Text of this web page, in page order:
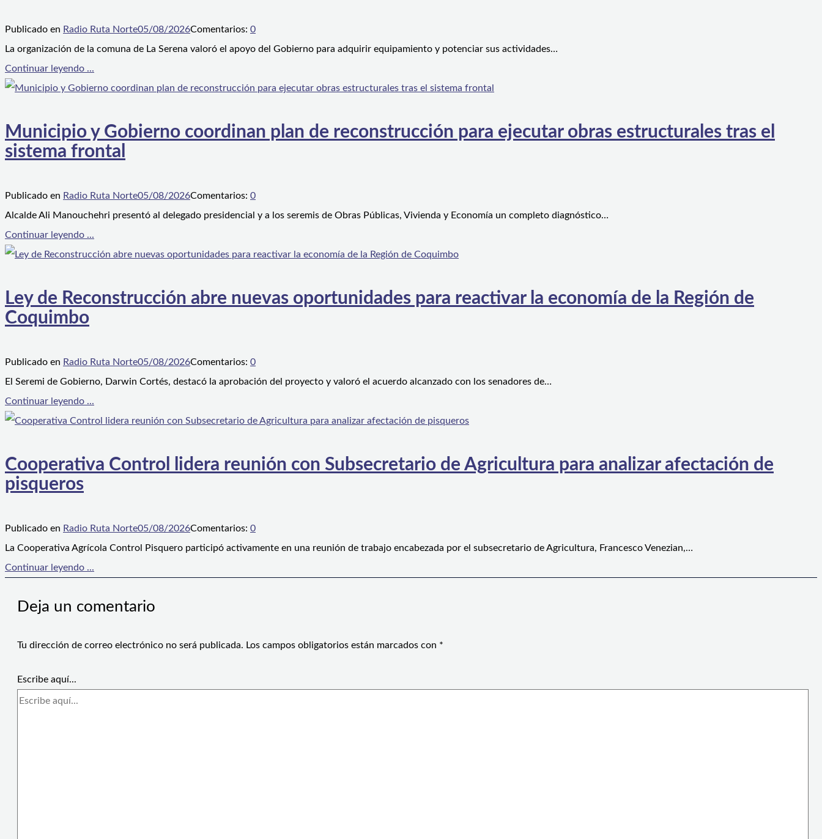
Publicado en Radio Ruta Norte05/08/2026Comentarios: 0
La organización de la comuna de La Serena valoró el apoyo del Gobierno para adquirir equipamiento y potenciar sus actividades…
Continuar leyendo ...
Municipio y Gobierno coordinan plan de reconstrucción para ejecutar obras estructurales tras el
sistema frontal
Publicado en Radio Ruta Norte05/08/2026Comentarios: 0
Alcalde Ali Manouchehri presentó al delegado presidencial y a los seremis de Obras Públicas, Vivienda y Economía un completo diagnóstico…
Continuar leyendo ...
Ley de Reconstrucción abre nuevas oportunidades para reactivar la economía de la Región de
Coquimbo
Publicado en Radio Ruta Norte05/08/2026Comentarios: 0
El Seremi de Gobierno, Darwin Cortés, destacó la aprobación del proyecto y valoró el acuerdo alcanzado con los senadores de…
Continuar leyendo ...
Cooperativa Control lidera reunión con Subsecretario de Agricultura para analizar afectación de
pisqueros
Publicado en Radio Ruta Norte05/08/2026Comentarios: 0
La Cooperativa Agrícola Control Pisquero participó activamente en una reunión de trabajo encabezada por el subsecretario de Agricultura, Francesco Venezian,…
Continuar leyendo ...
Deja un comentario
Tu dirección de correo electrónico no será publicada. Los campos obligatorios están marcados con *
Escribe aquí...